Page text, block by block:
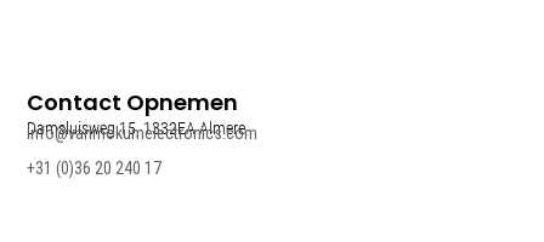
Contact Opnemen
Damsluisweg 15, 1332EA Almere
info@vanmokumelectronics.com
+31 (0)36 20 240 17